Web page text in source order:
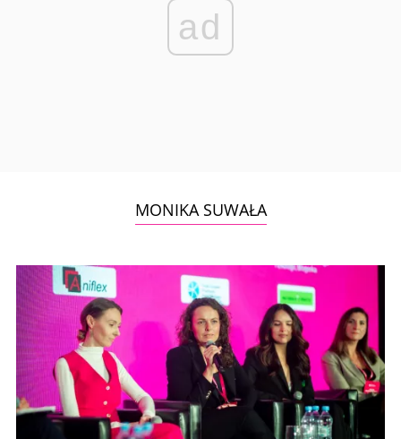
ad
MONIKA SUWAŁA